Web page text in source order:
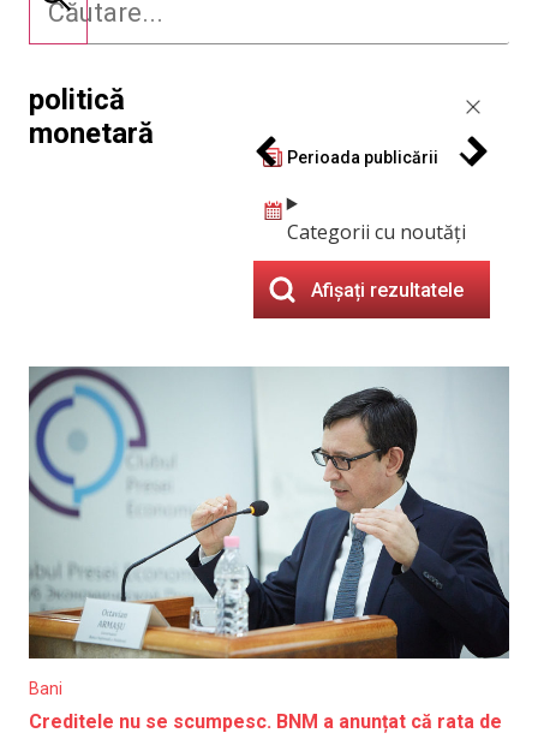
politică
monetară
Perioada publicării
Categorii cu noutăți
Afișați rezultatele
Bani
Creditele nu se scumpesc. BNM a anunțat că rata de